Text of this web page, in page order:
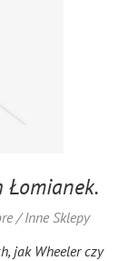
Łomianek.
/ Inne Sklepy
jak Wheeler czy